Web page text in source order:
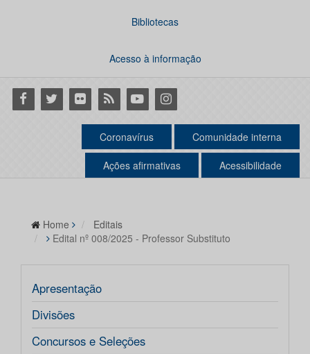
Bibliotecas
Acesso à informação
Facebook
Twitter Flickr RSS YoutubeInstagram
Coronavírus Comunidade interna
Ações afirmativas Acessibilidade
Home
Editais
Edital nº 008/2025 - Professor Substituto
Apresentação
Divisões
Concursos e Seleções